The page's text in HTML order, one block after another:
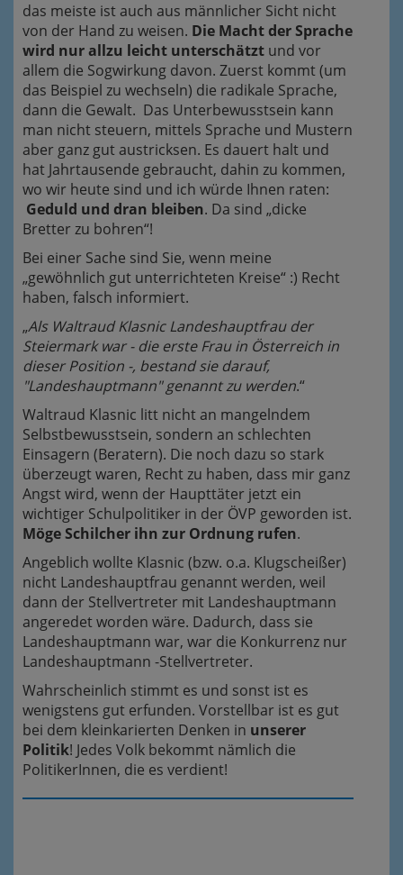
das meiste ist auch aus männlicher Sicht nicht
von der Hand zu weisen. Die Macht der Sprache
wird nur allzu leicht unterschätzt und vor
allem die Sogwirkung davon. Zuerst kommt (um
das Beispiel zu wechseln) die radikale Sprache,
dann die Gewalt. Das Unterbewusstsein kann
man nicht steuern, mittels Sprache und Mustern
aber ganz gut austricksen. Es dauert halt und
hat Jahrtausende gebraucht, dahin zu kommen,
wo wir heute sind und ich würde Ihnen raten:
Geduld und dran bleiben. Da sind „dicke
Bretter zu bohren“!
Bei einer Sache sind Sie, wenn meine
„gewöhnlich gut unterrichteten Kreise“ :) Recht
haben, falsch informiert.
„Als Waltraud Klasnic Landeshauptfrau der
Steiermark war - die erste Frau in Österreich in
dieser Position -, bestand sie darauf,
"Landeshauptmann" genannt zu werden.“
Waltraud Klasnic litt nicht an mangelndem
Selbstbewusstsein, sondern an schlechten
Einsagern (Beratern). Die noch dazu so stark
überzeugt waren, Recht zu haben, dass mir ganz
Angst wird, wenn der Haupttäter jetzt ein
wichtiger Schulpolitiker in der ÖVP geworden ist.
Möge Schilcher ihn zur Ordnung rufen.
Angeblich wollte Klasnic (bzw. o.a. Klugscheißer)
nicht Landeshauptfrau genannt werden, weil
dann der Stellvertreter mit Landeshauptmann
angeredet worden wäre. Dadurch, dass sie
Landeshauptmann war, war die Konkurrenz nur
Landeshauptmann -Stellvertreter.
Wahrscheinlich stimmt es und sonst ist es
wenigstens gut erfunden. Vorstellbar ist es gut
bei dem kleinkarierten Denken in unserer
Politik! Jedes Volk bekommt nämlich die
PolitikerInnen, die es verdient!